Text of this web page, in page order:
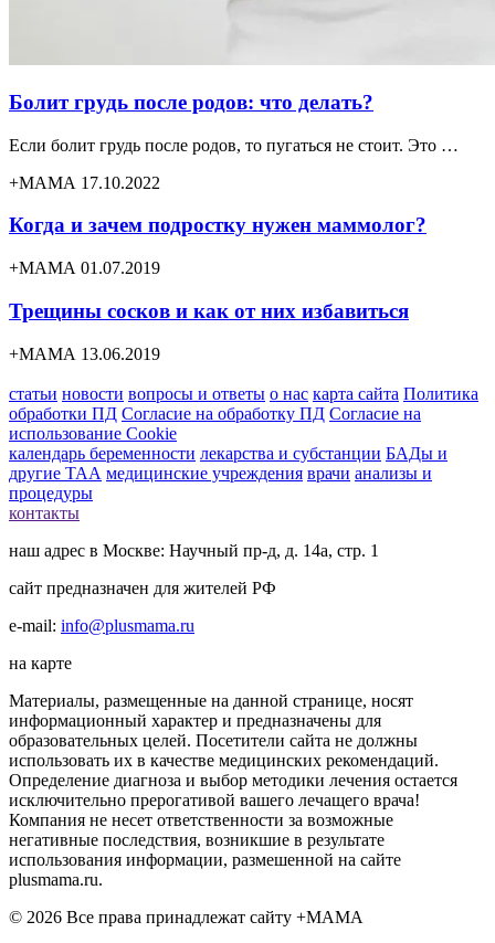
Болит грудь после родов: что делать?
Если болит грудь после родов, то пугаться не стоит. Это …
+МАМА 17.10.2022
Когда и зачем подростку нужен маммолог?
+МАМА 01.07.2019
Трещины сосков и как от них избавиться
+МАМА 13.06.2019
статьи новости вопросы и ответы о нас карта сайта Политика
обработки ПД Согласие на обработку ПД Согласие на
использование Cookie
календарь беременности лекарства и субстанции БАДы и
другие ТАА медицинские учреждения врачи анализы и
процедуры
контакты
наш адрес в Москве: Научный пр-д, д. 14а, стр. 1
сайт предназначен для жителей РФ
e-mail: info@plusmama.ru
на карте
Материалы, размещенные на данной странице, носят
информационный характер и предназначены для
образовательных целей. Посетители сайта не должны
использовать их в качестве медицинских рекомендаций.
Определение диагноза и выбор методики лечения остается
исключительно прерогативой вашего лечащего врача!
Компания не несет ответственности за возможные
негативные последствия, возникшие в результате
использования информации, размешенной на сайте
plusmama.ru.
© 2026 Все права принадлежат сайту +МАМА